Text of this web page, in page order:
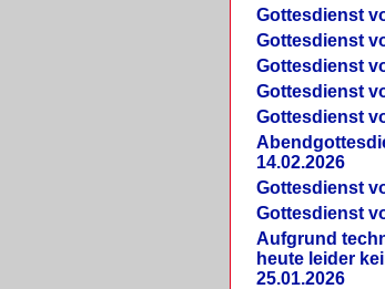
Gottesdienst
Gottesdienst
Gottesdienst
Gottesdienst
Gottesdienst
14.02.2026
Gottesdienst
Gottesdienst
Aufgrund
heute leider
25.01.2026